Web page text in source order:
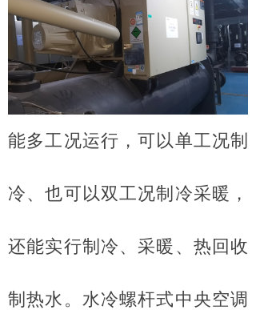
能多工况运行，可以单工况制
冷、也可以双工况制冷采暖，
还能实行制冷、采暖、热回收
制热水。水冷螺杆式中央空调